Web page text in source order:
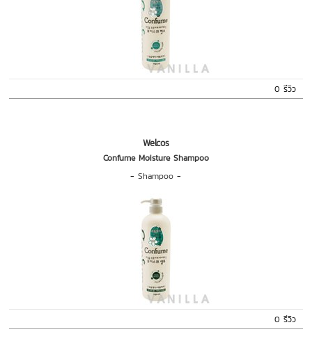
0 รีวิว
Welcos
Confume Moisture Shampoo
-Shampoo -
0 รีวิว